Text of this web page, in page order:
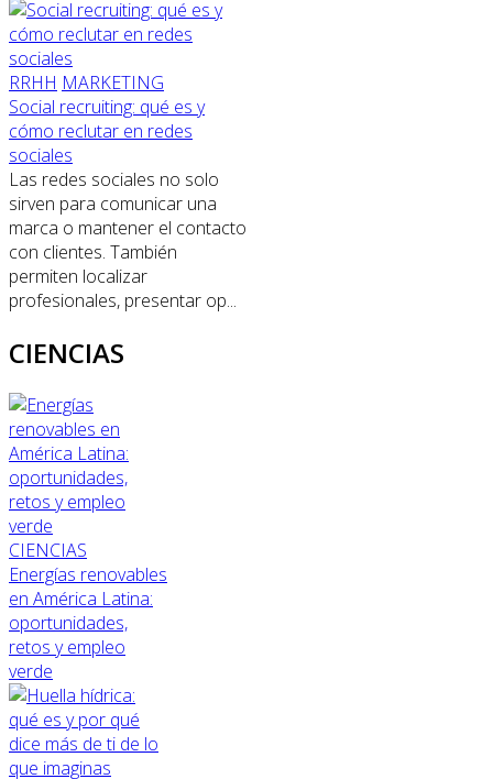
RRHH MARKETING
Social recruiting: qué es y
cómo reclutar en redes
sociales
Las redes sociales no solo
sirven para comunicar una
marca o mantener el contacto
con clientes. También
permiten localizar
profesionales, presentar op...
CIENCIAS
CIENCIAS
Energías renovables
en América Latina:
oportunidades,
retos y empleo
verde